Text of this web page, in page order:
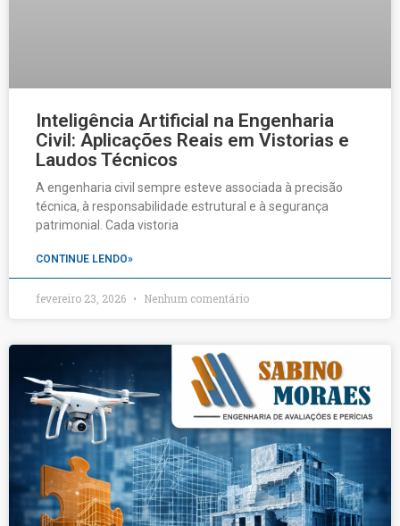
Inteligência Artificial na Engenharia
Civil: Aplicações Reais em Vistorias e
Laudos Técnicos
A engenharia civil sempre esteve associada à precisão
técnica, à responsabilidade estrutural e à segurança
patrimonial. Cada vistoria
CONTINUE LENDO»
fevereiro 23, 2026 Nenhum comentário